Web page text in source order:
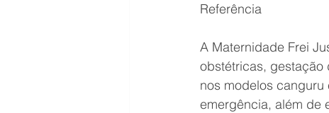
Referência
A Maternidade Frei
obstétricas, gestação
nos modelos
emergência, além de